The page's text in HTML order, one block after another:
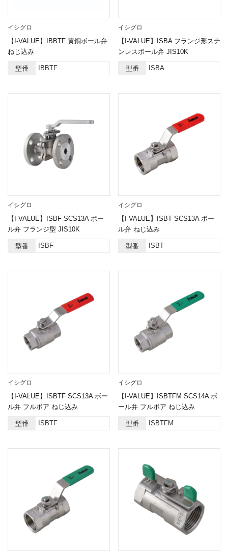
イシグロ
【I-VALUE】IBBTF 黄銅ボール弁
ねじ込み
型番 IBBTF
イシグロ
【I-VALUE】ISBA フランジ形ステ
ンレスボール弁 JIS10K
型番 ISBA
イシグロ
【I-VALUE】ISBF SCS13A ボー
ル弁 フランジ型 JIS10K
型番 ISBF
イシグロ
【I-VALUE】ISBT SCS13A ボー
ル弁 ねじ込み
型番 ISBT
イシグロ
【I-VALUE】ISBTF SCS13A ボー
ル弁 フルボア ねじ込み
型番 ISBTF
イシグロ
【I-VALUE】ISBTFM SCS14A ボ
ール弁 フルボア ねじ込み
型番 ISBTFM